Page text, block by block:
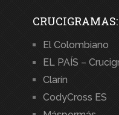
CRUCIGRAMAS:
El Colombiano
EL PAÍS –
Clarín
CodyCross ES